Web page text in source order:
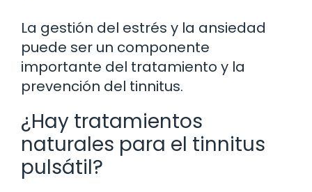
La gestión del estrés y la ansiedad
puede ser un componente
importante del tratamiento y la
prevención del tinnitus.
¿Hay tratamientos
naturales para el tinnitus
pulsátil?